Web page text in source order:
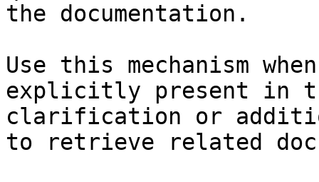
the documentation.
Use this mechanism
explicitly present in
clarification or